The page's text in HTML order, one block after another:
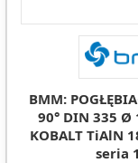
BMM:
90° DIN 335 Ø
KOBALT TiAlN
seria